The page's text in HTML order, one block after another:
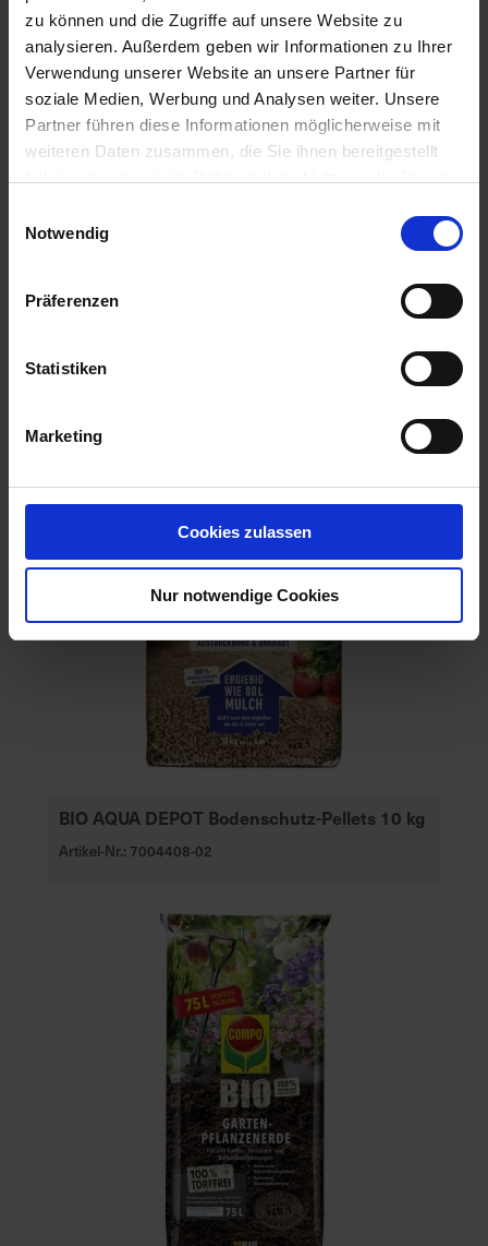
zu können und die Zugriffe auf unsere Website zu
analysieren. Außerdem geben wir Informationen zu Ihrer
Verwendung unserer Website an unsere Partner für
soziale Medien, Werbung und Analysen weiter. Unsere
Partner führen diese Informationen möglicherweise mit
weiteren Daten zusammen, die Sie ihnen bereitgestellt
Notwendig
Präferenzen
Statistiken
Marketing
Cookies zulassen
Nur notwendige Cookies
BIO AQUA DEPOT Bodenschutz-Pellets 10 kg
Artikel-Nr.: 7004408-02